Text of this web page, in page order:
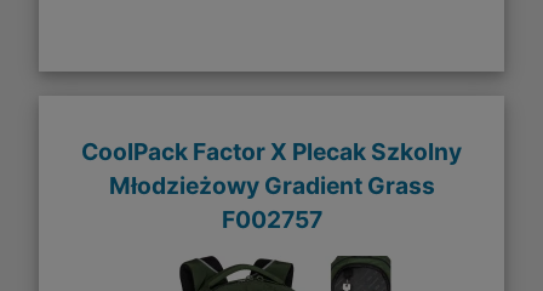
CoolPack Factor X Plecak Szkolny
Młodzieżowy Gradient Grass
F002757